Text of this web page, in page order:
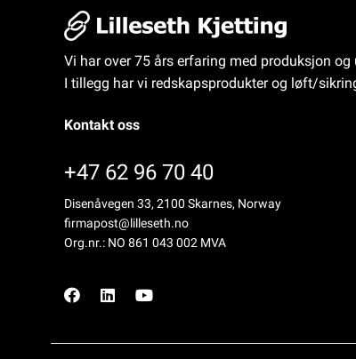
Vi har over 75 års erfaring med produksjon
I tillegg har vi redskapsprodukter og løft/
Kontakt oss
+47 62 96 70 40
Disenåvegen 33, 2100 Skarnes, Norway
firmapost@lilleseth.no
Org.nr.: NO 861 043 002 MVA